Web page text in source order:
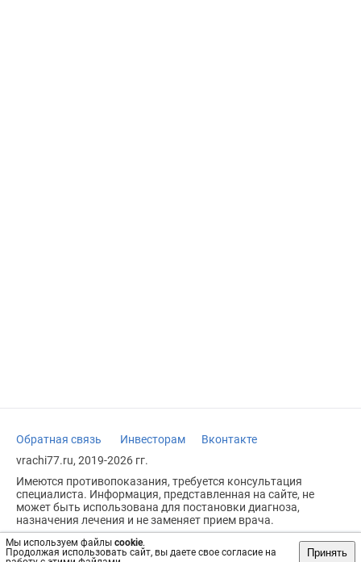
Мы используем файлы cookie.
Продолжая использовать сайт, вы даете свое согласие на
Принять
Обратная связь Инвесторам
Вконтакте
vrachi77.ru, 2019-2026 гг.
Имеются противопоказания, требуется консультация
специалиста. Информация, представленная на сайте, не
может быть использована для постановки диагноза,
назначения лечения и не заменяет прием врача.
Возрастное ограничение: 18+